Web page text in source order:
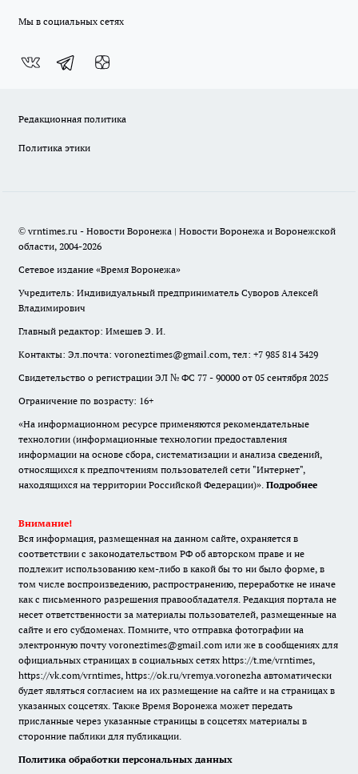
Мы в социальных сетях
Редакционная политика
Политика этики
© vrntimes.ru - Новости Воронежа | Новости Воронежа и Воронежской
области, 2004-2026
Сетевое издание «Время Воронежа»
Учредитель: Индивидуальный предприниматель Суворов Алексей
Владимирович
Главный редактор: Имешев Э. И.
Контакты: Эл.почта: voroneztimes@gmail.com, тел: +7 985 814 3429
Свидетельство о регистрации ЭЛ № ФС 77 - 90000 от 05 сентября 2025
Ограничение по возрасту: 16+
«На информационном ресурсе применяются рекомендательные
технологии (информационные технологии предоставления
информации на основе сбора, систематизации и анализа сведений,
относящихся к предпочтениям пользователей сети "Интернет",
находящихся на территории Российской Федерации)». Подробнее
Внимание!
Вся информация, размещенная на данном сайте, охраняется в
соответствии с законодательством РФ об авторском праве и не
подлежит использованию кем-либо в какой бы то ни было форме, в
том числе воспроизведению, распространению, переработке не иначе
как с письменного разрешения правообладателя. Редакция портала не
несет ответственности за материалы пользователей, размещенные на
сайте и его субдоменах. Помните, что отправка фотографии на
электронную почту voroneztimes@gmail.com или же в сообщениях для
официальных страницах в социальных сетях https://t.me/vrntimes,
https://vk.com/vrntimes, https://ok.ru/vremya.voronezha автоматически
будет являться согласием на их размещение на сайте и на страницах в
указанных соцсетях. Также Время Воронежа может передать
присланные через указанные страницы в соцсетях материалы в
сторонние паблики для публикации.
Политика обработки персональных данных